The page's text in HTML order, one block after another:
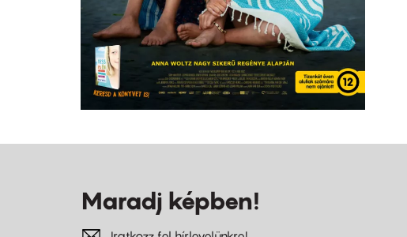
Maradj képben!